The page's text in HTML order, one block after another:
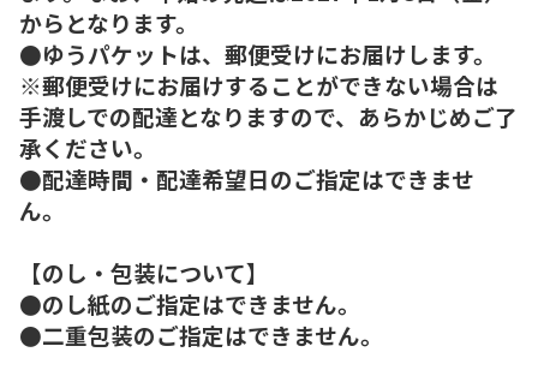
からとなります。
●ゆうパケットは、郵便受けにお届けします。
※郵便受けにお届けすることができない場合は
手渡しでの配達となりますので、あらかじめご了
承ください。
●配達時間・配達希望日のご指定はできませ
ん。
【のし・包装について】
●のし紙のご指定はできません。
●二重包装のご指定はできません。